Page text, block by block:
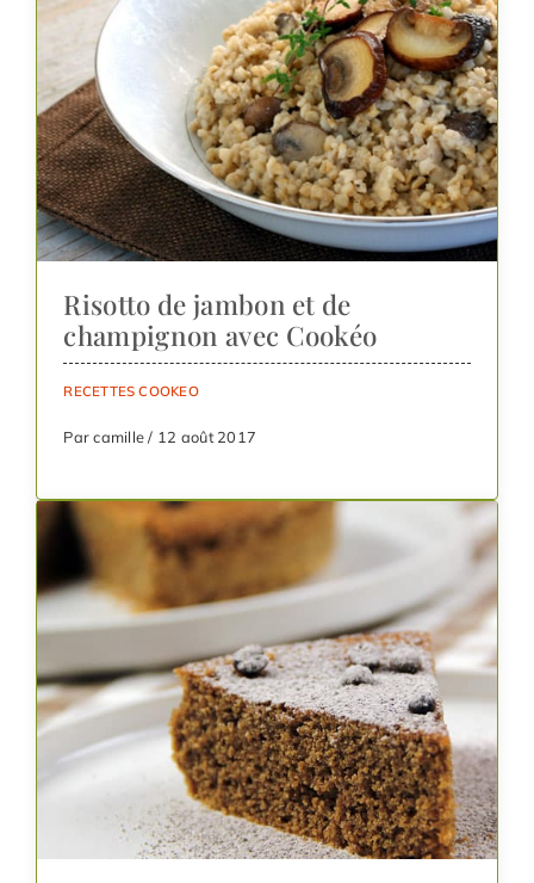
Risotto de jambon et de
champignon avec Cookéo
RECETTES COOKEO
Par camille / 12 août 2017